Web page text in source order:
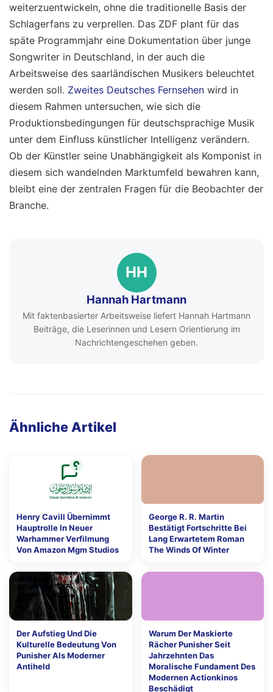
weiterzuentwickeln, ohne die traditionelle Basis der
Schlagerfans zu verprellen. Das ZDF plant für das
späte Programmjahr eine Dokumentation über junge
Songwriter in Deutschland, in der auch die
Arbeitsweise des saarländischen Musikers beleuchtet
werden soll. Zweites Deutsches Fernsehen wird in
diesem Rahmen untersuchen, wie sich die
Produktionsbedingungen für deutschsprachige Musik
unter dem Einfluss künstlicher Intelligenz verändern.
Ob der Künstler seine Unabhängigkeit als Komponist in
diesem sich wandelnden Marktumfeld bewahren kann,
bleibt eine der zentralen Fragen für die Beobachter der
Branche.
HH
Hannah Hartmann
Mit faktenbasierter Arbeitsweise liefert Hannah Hartmann
Beiträge, die Leserinnen und Lesern Orientierung im
Nachrichtengeschehen geben.
Ähnliche Artikel
Henry Cavill Übernimmt
Hauptrolle In Neuer
Warhammer Verfilmung
Von Amazon Mgm Studios
George R. R. Martin
Bestätigt Fortschritte Bei
Lang Erwartetem Roman
The Winds Of Winter
Der Aufstieg Und Die
Kulturelle Bedeutung Von
Punisher Als Moderner
Antiheld
Warum Der Maskierte
Rächer Punisher Seit
Jahrzehnten Das
Moralische Fundament Des
Modernen Actionkinos
Beschädigt